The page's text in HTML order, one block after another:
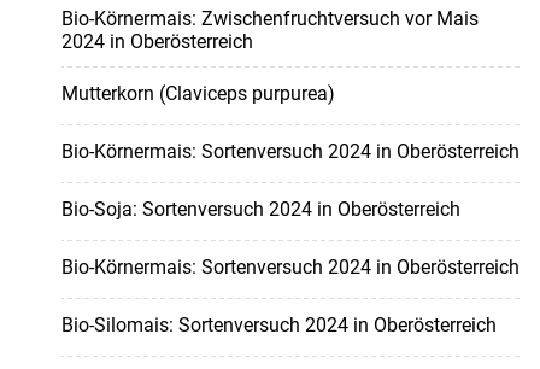
Bio-Körnermais: Zwischenfruchtversuch vor Mais
2024 in Oberösterreich
Mutterkorn (Claviceps purpurea)
Bio-Körnermais: Sortenversuch 2024 in Oberösterreich
Bio-Soja: Sortenversuch 2024 in Oberösterreich
Bio-Körnermais: Sortenversuch 2024 in Oberösterreich
Bio-Silomais: Sortenversuch 2024 in Oberösterreich